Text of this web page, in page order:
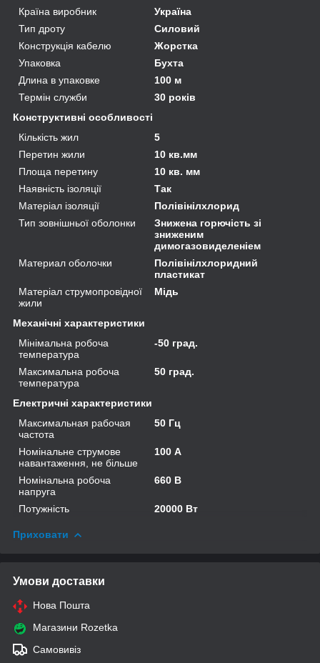
Країна виробник
Україна
Тип дроту
Силовий
Конструкція кабелю
Жорстка
Упаковка
Бухта
Длина в упаковке
100 м
Термін служби
30 років
Конструктивні особливості
Кількість жил
5
Перетин жили
10 кв.мм
Площа перетину
10 кв. мм
Наявність ізоляції
Так
Матеріал ізоляції
Полівінілхлорид
Тип зовнішньої оболонки
Знижена горючість зі
зниженим
димогазовиделеніем
Материал оболочки
Полівінілхлоридний
пластикат
Матеріал струмопровідної
жили
Мідь
Механічні характеристики
Мінімальна робоча
температура
-50 град.
Максимальна робоча
температура
50 град.
Електричні характеристики
Максимальная рабочая
частота
50 Гц
Номінальне струмове
навантаження, не більше
100 А
Номінальна робоча
напруга
660 В
Потужність 20000 Вт
Приховати
Умови доставки
Нова Пошта
Магазини Rozetka
Самовивіз